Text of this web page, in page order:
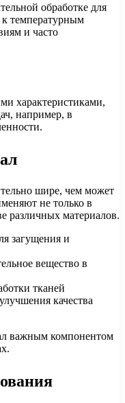
обработке для
температурным
и часто
характеристиками,
например, в
шире, чем может
не только в
различных материалов.
загущения и
вещество в
тканей
качества
важным компонентом